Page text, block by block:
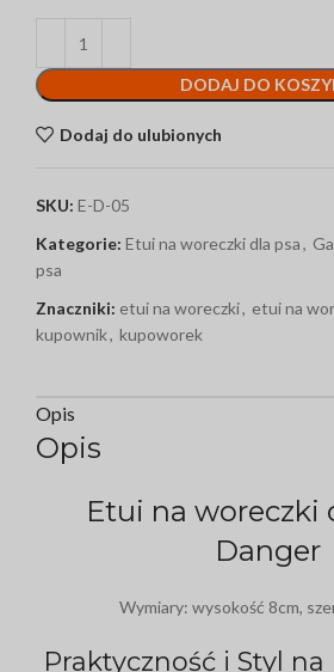
DODAJ DO
Dodaj do ulubionych
SKU: E-D-05
Kategorie: Etui na woreczki dla psa,
psa
Znaczniki: etui na woreczki, etui na
kupownik, kupoworek
Opis
Opis
Etui na woreczki
Danger
Wymiary: wysokość 8cm,
Praktyczność i Styl